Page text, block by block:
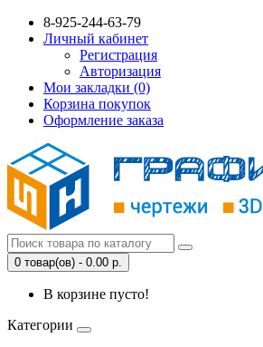
8-925-244-63-79
Личный кабинет
Регистрация
Авторизация
Мои закладки (0)
Корзина покупок
Оформление заказа
0 товар(ов) - 0.00 р.
В корзине пусто!
Категории